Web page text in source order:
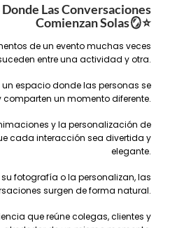
Donde Las Conversaciones
Comienzan Solas🪞⭐️
de un evento muchas veces
entre una actividad y otra.
espacio donde las personas se
un momento diferente.
y la personalización de
cada interacción sea divertida y
elegante.
fotografía o la personalizan, las
surgen de forma natural.
que reúne colegas, clientes y